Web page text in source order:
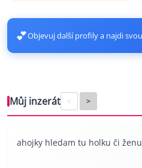
💕Objevuj další profily a najdi
Můj inzerát < >
ahojky hledam tu holku či